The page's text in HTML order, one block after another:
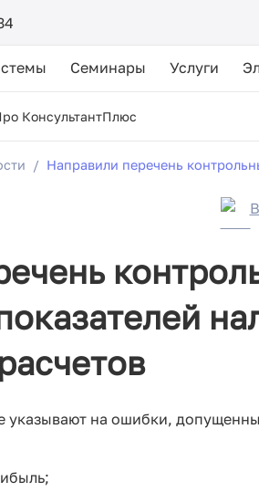
Семинары Услуги
КонсультантПлюс
Направили перечень
на ошибки,